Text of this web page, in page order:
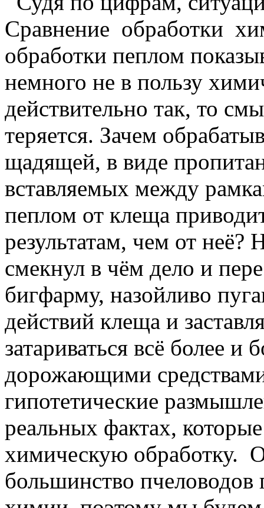
Сравнение обработки
обработки пеплом
немного не в пользу
действительно так, то
теряется. Зачем
щадящей, в виде
вставляемых между
пеплом от клеща
результатам, чем от
смекнул в чём дело и
бигфарму, назойливо
действий клеща и
затариваться всё более и
дорожающими
гипотетические
реальных фактах,
химическую обработку.
большинство пчеловодов